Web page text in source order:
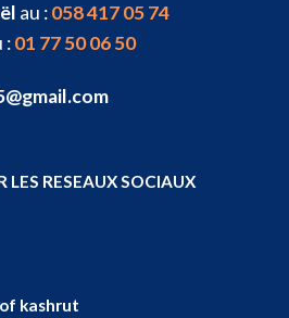
au :058 417 05 74
:01 77 50 06 50
LES RESEAUX SOCIAUX
kashrut